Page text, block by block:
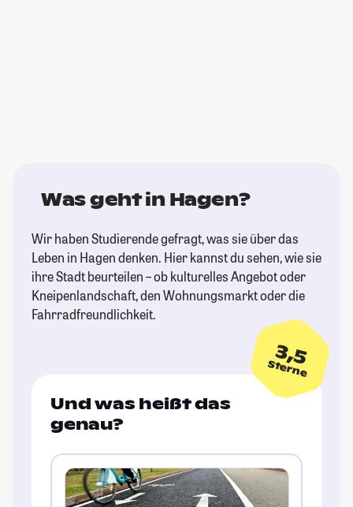
Was geht in Hagen?
Wir haben Studierende gefragt, was sie über das
Leben in Hagen denken. Hier kannst du sehen, wie sie
ihre Stadt beurteilen – ob kulturelles Angebot oder
Kneipenlandschaft, den Wohnungsmarkt oder die
Fahrradfreundlichkeit.
3,5
Sterne
Und was heißt das
genau?